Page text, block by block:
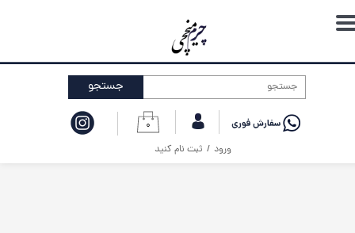
۰
ورود / ثبت نام کنید
حساب کاربری من
تغییر گذر واژه
خروج از حساب کاربری
جستجو